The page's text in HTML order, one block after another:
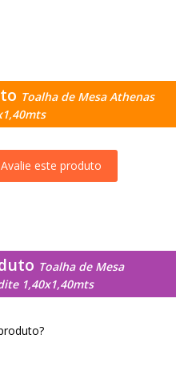
Toalha de Mesa Athenas
Avalie este produto
Toalha de Mesa
1,40x1,40mts